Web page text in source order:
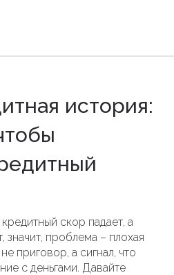
история:
скор падает, а
значит, проблема – плохая
приговор, а сигнал, что
с деньгами. Давайте